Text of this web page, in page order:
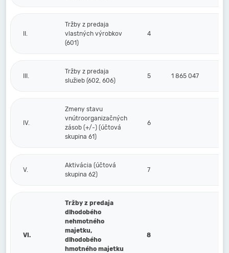
II.
Tržby z predaja
vlastných výrobkov
(601)
4
III.
Tržby z predaja
služieb (602, 606)
5 1 865 047
IV.
Zmeny stavu
vnútroorganizačných
zásob (+/-) (účtová
skupina 61)
6
V.
Aktivácia (účtová
skupina 62)
7
VI.
Tržby z predaja
dlhodobého
nehmotného
majetku,
dlhodobého
hmotného majetku
8